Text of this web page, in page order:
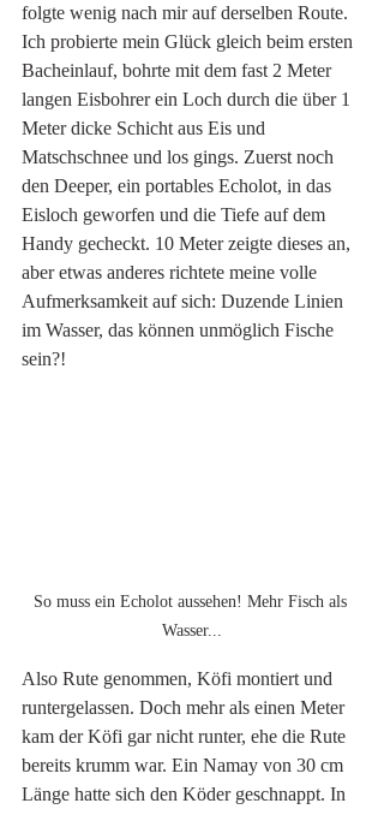
folgte wenig nach mir auf derselben Route.
Ich probierte mein Glück gleich beim ersten
Bacheinlauf, bohrte mit dem fast 2 Meter
langen Eisbohrer ein Loch durch die über 1
Meter dicke Schicht aus Eis und
Matschschnee und los gings. Zuerst noch
den Deeper, ein portables Echolot, in das
Eisloch geworfen und die Tiefe auf dem
Handy gecheckt. 10 Meter zeigte dieses an,
aber etwas anderes richtete meine volle
Aufmerksamkeit auf sich: Duzende Linien
im Wasser, das können unmöglich Fische
sein?!
So muss ein Echolot aussehen! Mehr Fisch als
Wasser...
Also Rute genommen, Köfi montiert und
runtergelassen. Doch mehr als einen Meter
kam der Köfi gar nicht runter, ehe die Rute
bereits krumm war. Ein Namay von 30 cm
Länge hatte sich den Köder geschnappt. In